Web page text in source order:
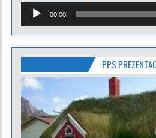
Reproduktor
audiozapisa
00:00
PPS